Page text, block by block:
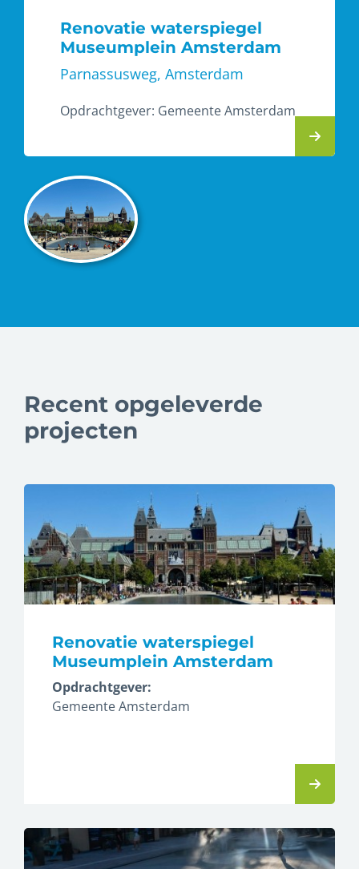
Renovatie waterspiegel
Museumplein Amsterdam
Parnassusweg, Amsterdam
Opdrachtgever: Gemeente Amsterdam
Recent opgeleverde
projecten
Renovatie waterspiegel
Museumplein Amsterdam
Opdrachtgever:
Gemeente Amsterdam